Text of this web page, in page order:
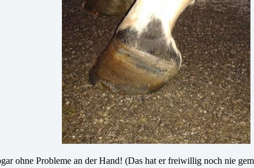
ohne Probleme an der Hand! (Das hat er freiwillig noch nie